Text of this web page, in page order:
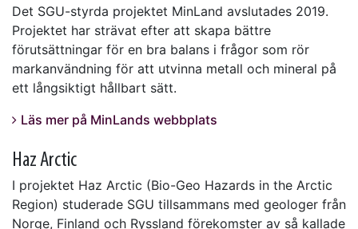
Det SGU-styrda projektet MinLand avslutades 2019.
Projektet har strävat efter att skapa bättre
förutsättningar för en bra balans i frågor som rör
markanvändning för att utvinna metall och mineral på
ett långsiktigt hållbart sätt.
Läs mer på MinLands webbplats
Haz Arctic
I projektet Haz Arctic (Bio-Geo Hazards in the Arctic
Region) studerade SGU tillsammans med geologer från
Norge, Finland och Ryssland förekomster av så kallade